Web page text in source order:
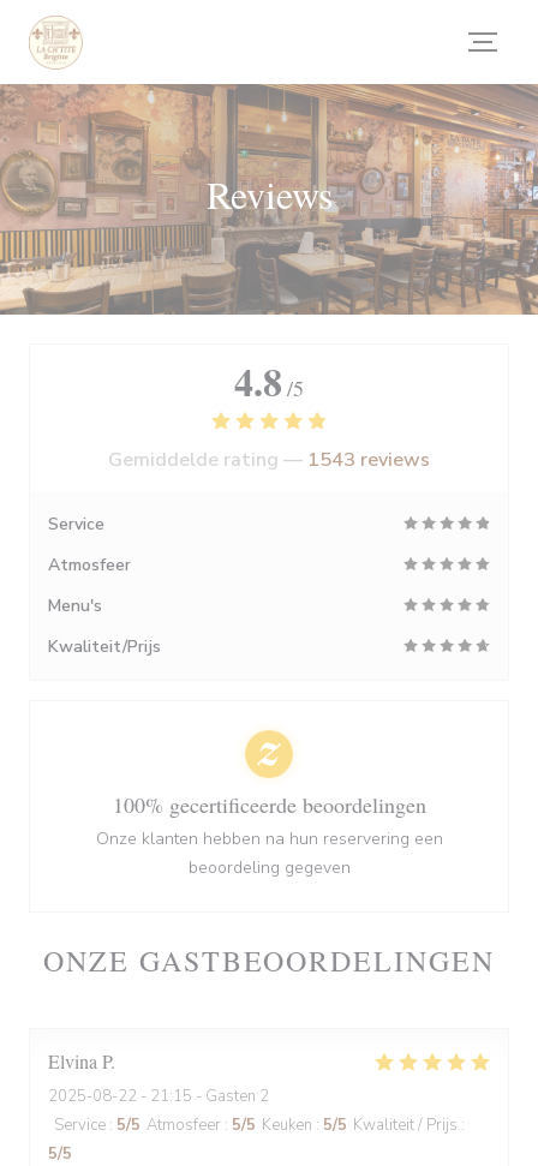
Cookies beheer paneel
Reviews
ONZE GASTBEOORDELINGEN
Elvina P
2025-08-22 - 21:15 - Gasten 2
Service : 5/5 Atmosfeer : 5/5 Keuken : 5/5 Kwaliteit / Prijs :
5/5
4.8 /5
Gemiddelde rating — 1543 reviews
Service
Atmosfeer
Menu's
Kwaliteit/Prijs
100% gecertificeerde beoordelingen
Onze klanten hebben na hun reservering een
beoordeling gegeven